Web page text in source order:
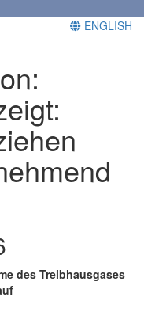
ENGLISH
des Treibhausgases